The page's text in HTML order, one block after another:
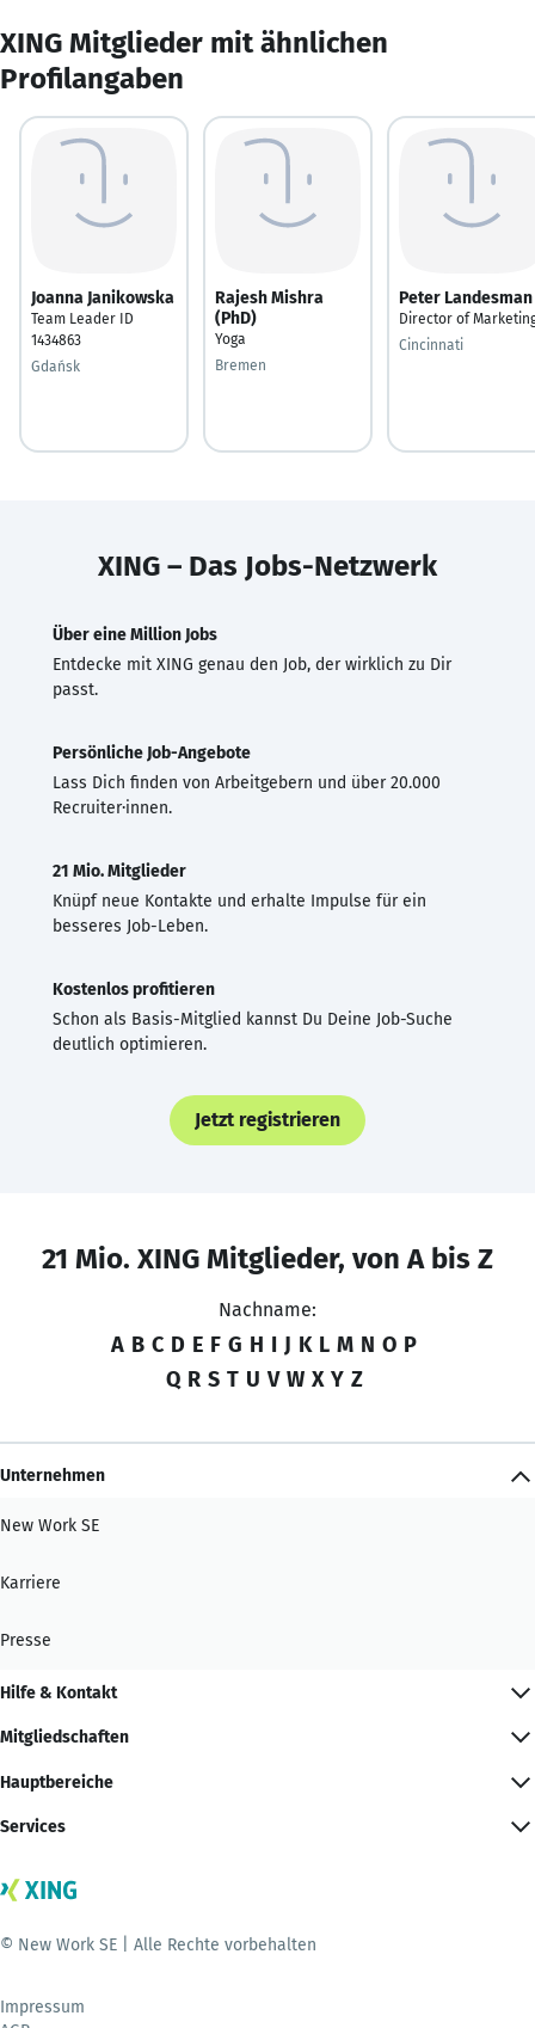
XING Mitglieder mit ähnlichen
Profilangaben
Joanna Janikowska
Team Leader ID
1434863
Gdańsk
Rajesh Mishra
(PhD)
Yoga
Bremen
Peter Landesman
Director of
Cincinnati
XING – Das Jobs-Netzwerk
Über eine Million Jobs
Entdecke mit XING genau den Job, der wirklich zu Dir
passt.
Persönliche Job-Angebote
Lass Dich finden von Arbeitgebern und über 20.000
Recruiter·innen.
21 Mio. Mitglieder
Knüpf neue Kontakte und erhalte Impulse für ein
besseres Job-Leben.
Kostenlos profitieren
Schon als Basis-Mitglied kannst Du Deine Job-Suche
deutlich optimieren.
Jetzt registrieren
21 Mio. XING Mitglieder, von A bis Z
Nachname:
A B C D E F G H I J K L M N O P
Q R S T U V W X Y Z
Unternehmen
New Work SE
Karriere
Presse
Hilfe & Kontakt
Mitgliedschaften
Hauptbereiche
Services
© New Work SE | Alle Rechte vorbehalten
Impressum